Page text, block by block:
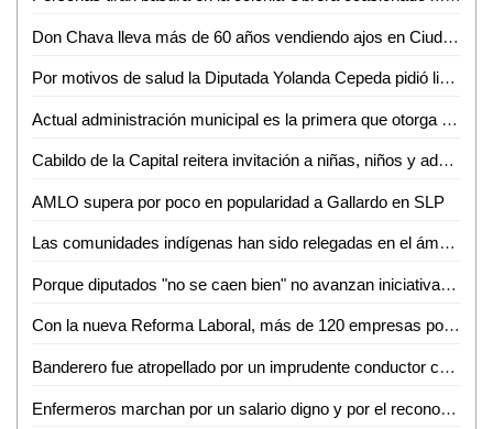
Don Chava lleva más de 60 años vendiendo ajos en Ciudad Valles
Por motivos de salud la Diputada Yolanda Cepeda pidió licencia a su cargo
Actual administración municipal es la primera que otorga becas al Tecnológico de Ciudad Valles: Rebeca Robledo
Cabildo de la Capital reitera invitación a niñas, niños y adolescentes potosinos al concurso Lluvia de Colores
AMLO supera por poco en popularidad a Gallardo en SLP
Las comunidades indígenas han sido relegadas en el ámbito político: Palmira Flores
Porque diputados "no se caen bien" no avanzan iniciativas: reprocha Lorca Valle al priista Edmundo Torresano
Con la nueva Reforma Laboral, más de 120 empresas potosinas han sido sancionadas: Néstor Garza
Banderero fue atropellado por un imprudente conductor cerca de Cemex
Enfermeros marchan por un salario digno y por el reconocimiento de su labor